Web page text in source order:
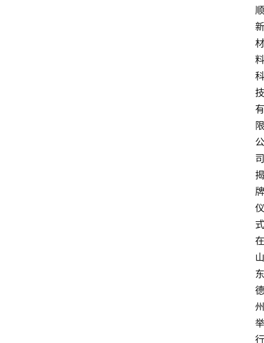
顺
新
材
料
科
技
有
限
公
司
揭
牌
仪
式
在
山
东
德
州
举
行